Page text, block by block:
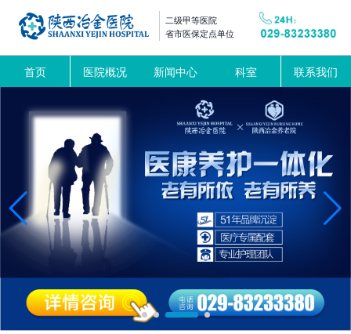
二级甲等医院
省市医保定点单位
首页 医院概况 新闻中心 科室 联系我们